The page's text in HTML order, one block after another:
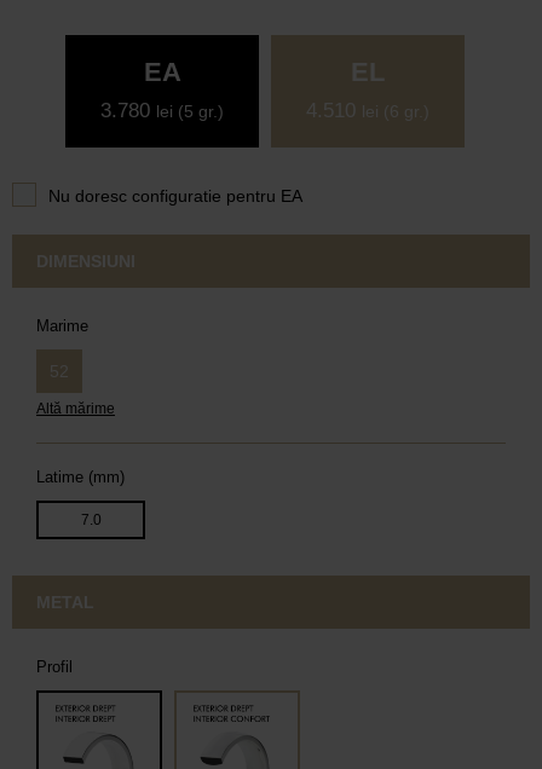
EA
3.780 lei (5 gr.)
EL
4.510 lei (6 gr.)
Nu doresc configuratie pentru EA
DIMENSIUNI
Marime
52
Altă mărime
Latime (mm)
7.0
METAL
Profil